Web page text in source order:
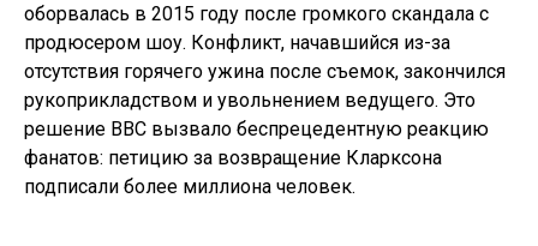
оборвалась в 2015 году после громкого скандала с
продюсером шоу. Конфликт, начавшийся из-за
отсутствия горячего ужина после съемок, закончился
рукоприкладством и увольнением ведущего. Это
решение BBC вызвало беспрецедентную реакцию
фанатов: петицию за возвращение Кларксона
подписали более миллиона человек.